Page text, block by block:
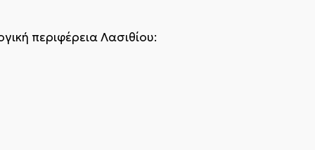
περιφέρεια Λασιθίου: